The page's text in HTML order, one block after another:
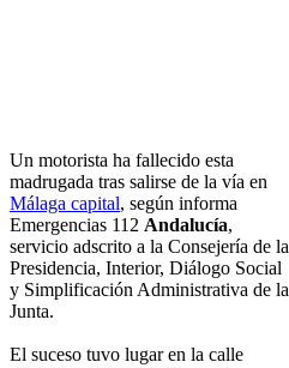
Un motorista ha fallecido esta
madrugada tras salirse de la vía en
Málaga capital, según informa
Emergencias 112 Andalucía,
servicio adscrito a la Consejería de la
Presidencia, Interior, Diálogo Social
y Simplificación Administrativa de la
Junta.
El suceso tuvo lugar en la calle